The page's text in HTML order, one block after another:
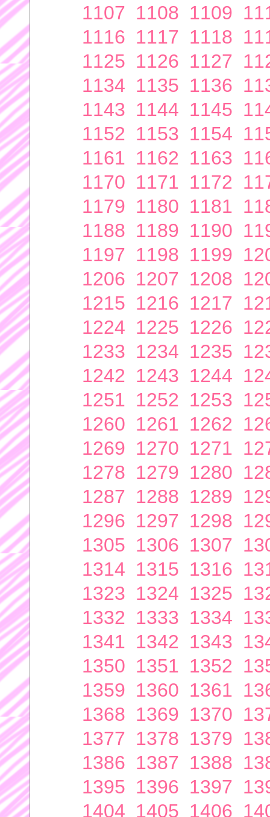
1107 1108 1109
1116 1117 1118
1125 1126 1127
1134 1135 1136
1143 1144 1145
1152 1153 1154
1161 1162 1163
1170 1171 1172
1179 1180 1181
1188 1189 1190
1197 1198 1199
1206 1207 1208
1215 1216 1217
1224 1225 1226
1233 1234 1235
1242 1243 1244
1251 1252 1253
1260 1261 1262
1269 1270 1271
1278 1279 1280
1287 1288 1289
1296 1297 1298
1305 1306 1307
1314 1315 1316
1323 1324 1325
1332 1333 1334
1341 1342 1343
1350 1351 1352
1359 1360 1361
1368 1369 1370
1377 1378 1379
1386 1387 1388
1395 1396 1397
1404 1405 1406